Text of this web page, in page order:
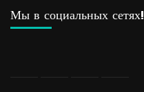
Мы в социальных сетях!